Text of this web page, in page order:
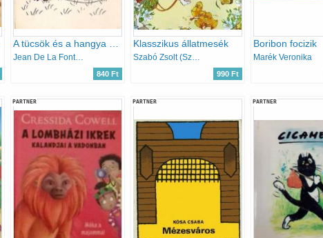
A tücsök és a hangya (Jean Effel rajzaival)
Jean De La Fontaine
840 Ft
Klasszikus állatmesék
Szabó Zsolt (Szerk.)
990 Ft
Boribon focizik
Marék Veronika
PARTNER PARTNER PARTNER